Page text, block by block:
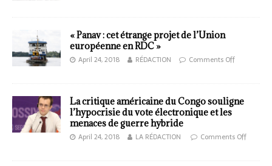
« Panav : cet étrange projet de l’Union
européenne en RDC »
April 24, 2018 RÉDACTION Comments Off
La critique américaine du Congo souligne
l’hypocrisie du vote électronique et les
menaces de guerre hybride
April 24, 2018 LA RÉDACTION Comments Off